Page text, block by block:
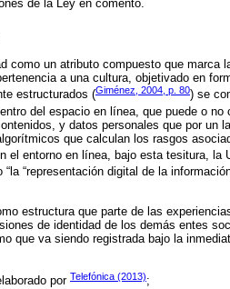
de la Ley en comento.
como un atributo compuesto que marca
a una cultura, objetivado en
estructurados (Giménez, 2004, p. 80) se
del espacio en línea, que puede o no
y datos personales que por un
que calculan los rasgos
el entorno en línea, bajo esta tesitura, la
“representación digital de la
estructura que parte de las
de identidad de los demás entes
que va siendo registrada bajo la
por Telefónica (2013);